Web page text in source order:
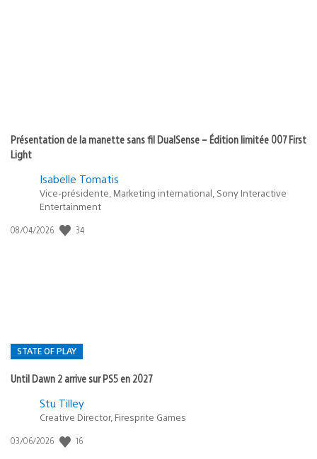
Présentation de la manette sans fil DualSense – Édition limitée 007 First
Light
Isabelle Tomatis
Vice-présidente, Marketing international, Sony Interactive
Entertainment
Date
08/04/2026 34
STATE OF PLAY
Until Dawn 2 arrive sur PS5 en 2027
Postée
:
Stu Tilley
Creative Director, Firesprite Games
Date
03/06/2026 16